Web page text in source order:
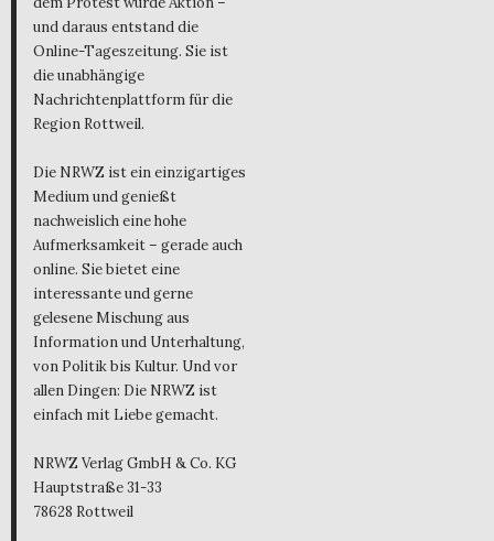
und daraus entstand die
Online-Tageszeitung. Sie ist
die unabhängige
Nachrichtenplattform für die
Region Rottweil.
Die NRWZ ist ein einzigartiges
Medium und genießt
nachweislich eine hohe
Aufmerksamkeit – gerade auch
online. Sie bietet eine
interessante und gerne
gelesene Mischung aus
Information und Unterhaltung,
von Politik bis Kultur. Und vor
allen Dingen: Die NRWZ ist
einfach mit Liebe gemacht.
NRWZ Verlag GmbH & Co. KG
Hauptstraße 31-33
78628 Rottweil